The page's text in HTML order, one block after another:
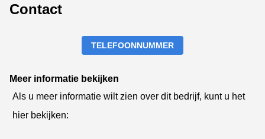
Contact
TELEFOONNUMMER
Meer informatie bekijken
Als u meer informatie wilt zien over dit bedrijf, kunt u het
hier bekijken: